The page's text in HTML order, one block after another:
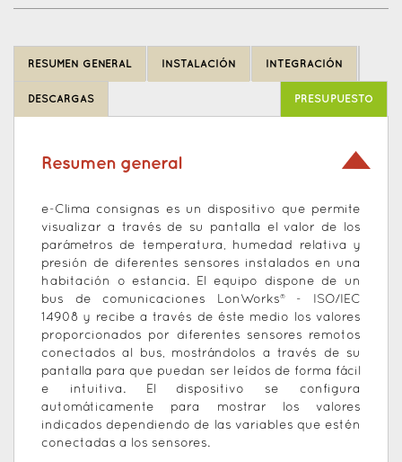
top
RESUMEN GENERAL INSTALACIÓN INTEGRACIÓN
DESCARGAS PRESUPUESTO
Resumen general
e-Clima consignas es un dispositivo que permite
visualizar a través de su pantalla el valor de los
parámetros de temperatura, humedad relativa y
presión de diferentes sensores instalados en una
habitación o estancia. El equipo dispone de un
bus de comunicaciones LonWorks® - ISO/IEC
14908 y recibe a través de éste medio los valores
proporcionados por diferentes sensores remotos
conectados al bus, mostrándolos a través de su
pantalla para que puedan ser leídos de forma fácil
e intuitiva. El dispositivo se configura
automáticamente para mostrar los valores
indicados dependiendo de las variables que estén
conectadas a los sensores.